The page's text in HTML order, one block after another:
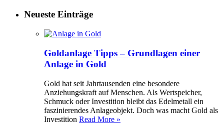
Neueste Einträge
Goldanlage Tipps – Grundlagen einer
Anlage in Gold
Gold hat seit Jahrtausenden eine besondere
Anziehungskraft auf Menschen. Als Wertspeicher,
Schmuck oder Investition bleibt das Edelmetall ein
faszinierendes Anlageobjekt. Doch was macht Gold als
Investition Read More »